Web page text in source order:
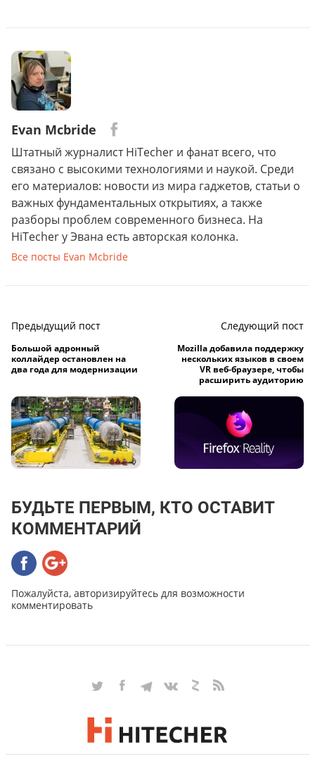
Evan Mcbride
Штатный журналист HiTecher и фанат всего, что
связано с высокими технологиями и наукой. Среди
его материалов: новости из мира гаджетов, статьи о
важных фундаментальных открытиях, а также
разборы проблем современного бизнеса. На
HiTecher у Эвана есть авторская колонка.
Все посты Evan Mcbride
Предыдущий пост
Большой адронный
коллайдер остановлен на
два года для модернизации
Следующий пост
Mozilla добавила поддержку
нескольких языков в своем
VR веб-браузере, чтобы
расширить аудиторию
БУДЬТЕ ПЕРВЫМ, КТО ОСТАВИТ
КОММЕНТАРИЙ
Пожалуйста, авторизируйтесь для возможности
комментировать